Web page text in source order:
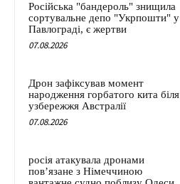
Російська "бандероль" знищила
сортувальне депо "Укрпошти" у
Павлограді, є жертви
07.08.2026
Дрон зафіксував момент
народження горбатого кита біля
узбережжя Австралії
07.08.2026
росія атакувала дронами
пов’язане з Німеччиною